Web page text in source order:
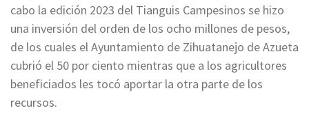
cabo la edición 2023 del Tianguis Campesinos se hizo
una inversión del orden de los ocho millones de pesos,
de los cuales el Ayuntamiento de Zihuatanejo de Azueta
cubrió el 50 por ciento mientras que a los agricultores
beneficiados les tocó aportar la otra parte de los
recursos.